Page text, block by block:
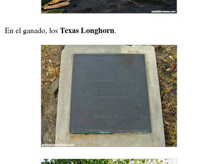
En el ganado, losTexas Longhorn.